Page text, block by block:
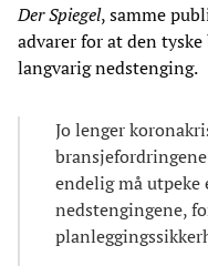
Der Spiegel, samme
advarer for at den
langvarig nedstenging.
Jo lenger
endelig må utpeke
nedstengingene,